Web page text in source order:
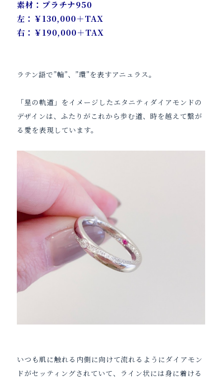
素材：プラチナ950
左：￥130,000＋TAX
右：￥190,000＋TAX
ラテン語で”輪”、”環”を表すアニュラス。
「星の軌道」をイメージしたエタニティダイアモンドの
デザインは、ふたりがこれから歩む道、時を越えて繋が
る愛を表現しています。
いつも肌に触れる内側に向けて流れるようにダイアモン
ドがセッティングされていて、ライン状には身に着ける